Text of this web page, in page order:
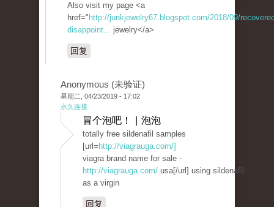
Also visit my page <a
href=" http://junkjewelry67.blogspot.com/2018/09/
disappoint... jewelry</a>
回复
Anonymous (未验证)
星期二, 04/23/2019 - 17:02
永久连接
冒个泡吧！ | 泡泡
totally free sildenafil samples
[url= http://viagrauga.com/]
viagra brand name for sale -
http://viagrauga.com/ usa[/url] using sildenafil
as a virgin
回复